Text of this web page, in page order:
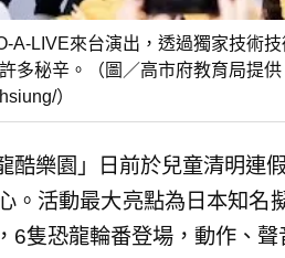
LIVE來台演出，透過獨家技術
多秘辛。（圖／高市府教育局提供
）
酷樂園」日前於兒童清明連
。活動最大亮點為日本知名
6隻恐龍輪番登場，動作、